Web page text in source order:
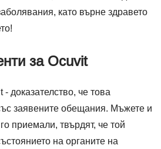
като върне здравето
за Ocuvit
доказателство, че това
заявените обещания. Мъжете и
приемали, твърдят, че той
на органите на